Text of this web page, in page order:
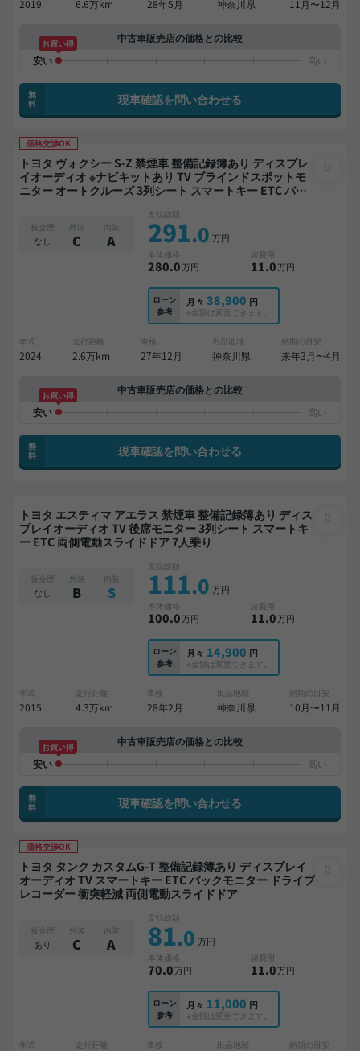
2019 6.6万km 28年5月 神奈川県 11月〜12月
中古車販売店の価格との比較
お買い得
無
料
現車確認を問い合わせる
価格交渉OK
トヨタ ヴォクシー S-Z 禁煙車 整備記録簿あり ディスプレ
イオーディオ ※ナビキットあり TV ブラインドスポットモ
ニター オートクルーズ 3列シート スマートキー ETC バッ
板金歴
なし
外装
C
内装
A
支払総額
291.0 万円
本体価格
280.0万円
諸費用
11.0万円
ローン
参考
月々 38,900 円
※金額は変更できます。
年式
2024
走行距離
2.6万km
車検
27年12月
出品地域
神奈川県
納期の目安
来年3月〜4月
中古車販売店の価格との比較
お買い得
無
料
現車確認を問い合わせる
トヨタ エスティマ アエラス 禁煙車 整備記録簿あり ディス
プレイオーディオ TV 後席モニター 3列シート スマートキ
ー ETC 両側電動スライドドア 7人乗り
板金歴
なし
外装
B
内装
S
支払総額
111.0 万円
本体価格
100.0万円
諸費用
11.0万円
ローン
参考
月々 14,900 円
※金額は変更できます。
年式
2015
走行距離
4.3万km
車検
28年2月
出品地域
神奈川県
納期の目安
10月〜11月
中古車販売店の価格との比較
お買い得
無
料
現車確認を問い合わせる
価格交渉OK
トヨタ タンク カスタムG-T 整備記録簿あり ディスプレイ
オーディオ TV スマートキー ETC バックモニター ドライブ
レコーダー 衝突軽減 両側電動スライドドア
板金歴
あり
外装
C
内装
A
支払総額
81.0 万円
本体価格
70.0万円
諸費用
11.0万円
ローン
参考
月々 11,000 円
※金額は変更できます。
年式 走行距離 車検 出品地域 納期の目安